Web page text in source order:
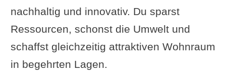
nachhaltig und innovativ. Du sparst
Ressourcen, schonst die Umwelt und
schaffst gleichzeitig attraktiven Wohnraum
in begehrten Lagen.